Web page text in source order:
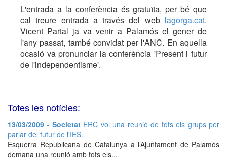
L'entrada a la conferència és gratuïta, per bé que
cal treure entrada a través del web lagorga.cat.
Vicent Partal ja va venir a Palamós el gener de
l'any passat, també convidat per l'ANC. En aquella
ocasió va pronunciar la conferència 'Present i futur
de l'independentisme'.
Totes les notícies:
13/03/2009 - Societat ERC vol una reunió de tots els grups per
parlar del futur de l'IES.
Esquerra Republicana de Catalunya a l’Ajuntament de Palamós
demana una reunió amb tots els...